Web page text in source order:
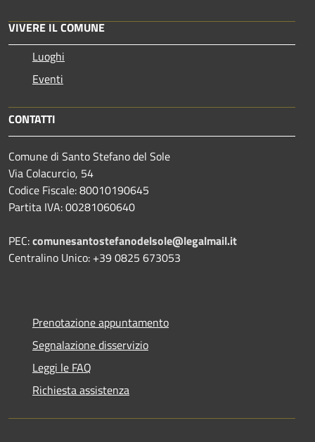
VIVERE IL COMUNE
Luoghi
Eventi
CONTATTI
Comune di Santo Stefano del Sole
Via Colacurcio, 54
Codice Fiscale: 80010190645
Partita IVA: 00281060640
PEC:comunesantostefanodelsole@legalmail.it
Centralino Unico: +39 0825 673053
Prenotazione appuntamento
Segnalazione disservizio
Leggi le FAQ
Richiesta assistenza